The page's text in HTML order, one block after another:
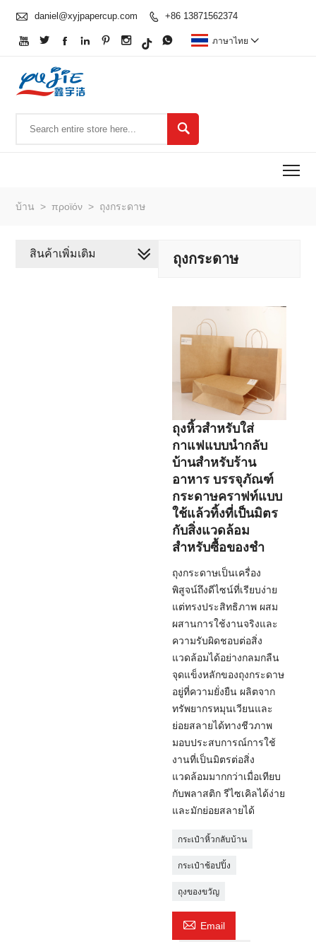
 daniel@xyjpapercup.com  +86 13871562374
       ภาษาไทย 

บ้าน > προϊόν > ถุงกระดาษ
ถุงกระดาษ
ถุงหิ้วสำหรับใส่
กาแฟแบบนำกลับ
บ้านสำหรับร้าน
อาหาร บรรจุภัณฑ์
กระดาษคราฟท์แบบ
ใช้แล้วทิ้งที่เป็นมิตร
กับสิ่งแวดล้อม
สำหรับซื้อของชำ
ถุงกระดาษเป็นเครื่อง
พิสูจน์ถึงดีไซน์ที่เรียบง่าย
แต่ทรงประสิทธิภาพ ผสม
ผสานการใช้งานจริงและ
ความรับผิดชอบต่อสิ่ง
แวดล้อมได้อย่างกลมกลืน
จุดแข็งหลักของถุงกระดาษ
อยู่ที่ความยั่งยืน ผลิตจาก
ทรัพยากรหมุนเวียนและ
ย่อยสลายได้ทางชีวภาพ
มอบประสบการณ์การใช้
งานที่เป็นมิตรต่อสิ่ง
แวดล้อมมากกว่าเมื่อเทียบ
กับพลาสติก รีไซเคิลได้ง่าย
และมักย่อยสลายได้
กระเป๋าหิ้วกลับบ้าน
กระเป๋าช้อปปิ้ง
ถุงของขวัญ
 Email
สินค้าเพิ่มเติม